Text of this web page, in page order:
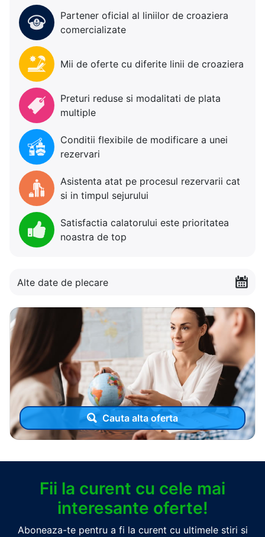
Partener oficial al liniilor de croaziera
comercializate
Mii de oferte cu diferite linii de croaziera
Preturi reduse si modalitati de plata
multiple
Conditii flexibile de modificare a unei
rezervari
Asistenta atat pe procesul rezervarii cat
si in timpul sejurului
Satisfactia calatorului este prioritatea
noastra de top
Alte date de plecare
Cauta alta oferta
Fii la curent cu cele mai
interesante oferte!
Aboneaza-te pentru a fi la curent cu ultimele stiri si